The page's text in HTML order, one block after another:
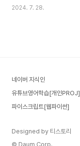
롭게 다운받으세요 :)
2024. 7. 28.
네이버 지식인
유튜브영어학습[개인PROJ]
파이스크립트[웹파이썬]
Designed by 티스토리
© Daum Corp.